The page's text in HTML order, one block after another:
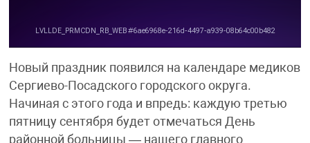
Новый праздник появился на календаре медиков
Сергиево-Посадского городского округа.
Начиная с этого года и впредь: каждую третью
пятницу сентября будет отмечаться День
районной больницы — нашего главного